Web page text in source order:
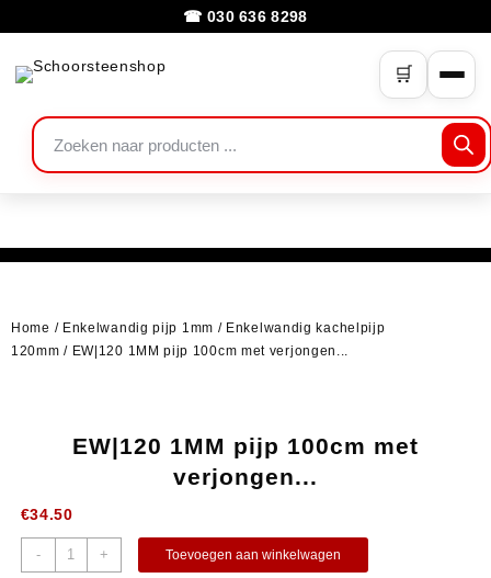
☎ 030 636 8298
🛒
Home / Enkelwandig pijp 1mm / Enkelwandig kachelpijp
120mm / EW|120 1MM pijp 100cm met verjongen...
EW|120 1MM pijp 100cm met
verjongen...
€34.50
- + Toevoegen aan winkelwagen